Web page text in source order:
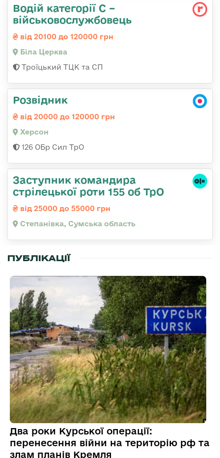
Водій категорії С –
військовослужбовець
від 20100 до 120000 грн
Біла Церква
Троїцький ТЦК та СП
Розвідник
від 20000 до 120000 грн
Херсон
126 ОБр Сил ТрО
Заступник командира
стрілецької роти 155 об ТрО
від 25000 до 55000 грн
Степанівка, Сумська область
ПУБЛІКАЦІЇ
Два роки Курської операції:
перенесення війни на територію рф та
злам планів Кремля